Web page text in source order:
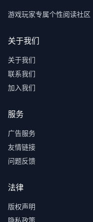
游戏玩家专属个性阅读社区
关于我们
关于我们
联系我们
加入我们
服务
广告服务
友情链接
问题反馈
法律
版权声明